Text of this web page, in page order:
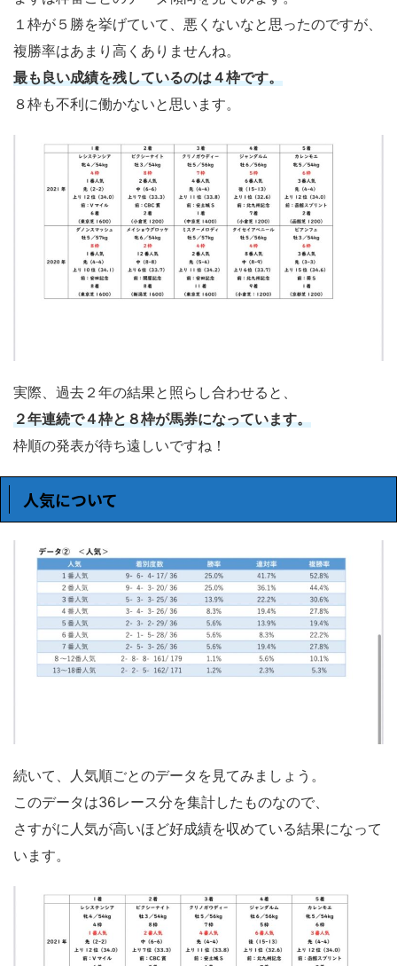
１枠が５勝を挙げていて、悪くないなと思ったのですが、
複勝率はあまり高くありませんね。
最も良い成績を残しているのは４枠です。
８枠も不利に働かないと思います。
実際、過去２年の結果と照らし合わせると、
２年連続で４枠と８枠が馬券になっています。
枠順の発表が待ち遠しいですね！
人気について
続いて、人気順ごとのデータを見てみましょう。
このデータは36レース分を集計したものなので、
さすがに人気が高いほど好成績を収めている結果になって
います。